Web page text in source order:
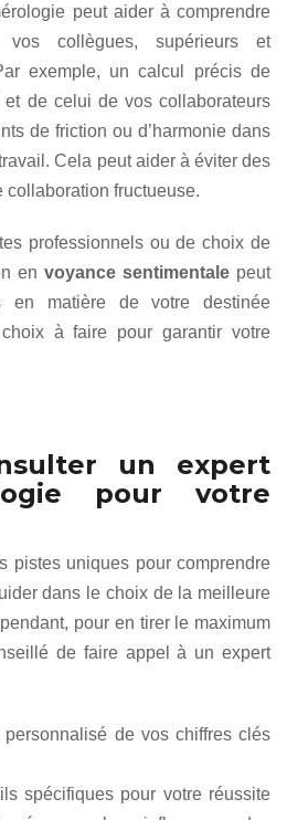
peut aider à comprendre
vos collègues, supérieurs et
exemple, un calcul précis de
et de celui de vos collaborateurs
de friction ou d’harmonie dans
Cela peut aider à éviter des
collaboration fructueuse.
professionnels ou de choix de
en voyance sentimentale peut
en matière de votre destinée
à faire pour garantir votre
un expert
pour votre
pistes uniques pour comprendre
dans le choix de la meilleure
pour en tirer le maximum
de faire appel à un expert
de vos chiffres clés
spécifiques pour votre réussite